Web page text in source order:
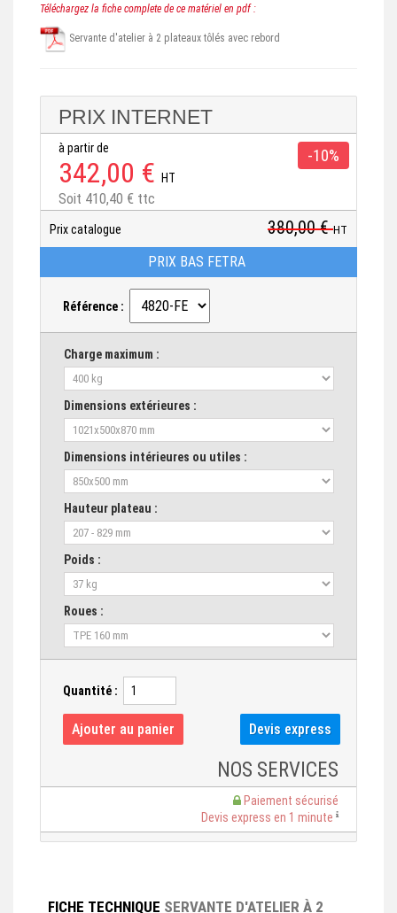
Téléchargez la fiche complete de ce matériel en pdf :
Servante d'atelier à 2 plateaux tôlés avec rebord
PRIX INTERNET
à partir de
342,00 € HT
Soit 410,40 € ttc
-10%
Prix catalogue 380,00 €HT
PRIX BAS FETRA
Référence :
Charge maximum :
Dimensions extérieures :
Dimensions intérieures ou utiles :
Hauteur plateau :
Poids :
Roues :
Quantité :
NOS SERVICES
Paiement sécurisé
Devis express en 1 minute
FICHE TECHNIQUE SERVANTE D'ATELIER À 2